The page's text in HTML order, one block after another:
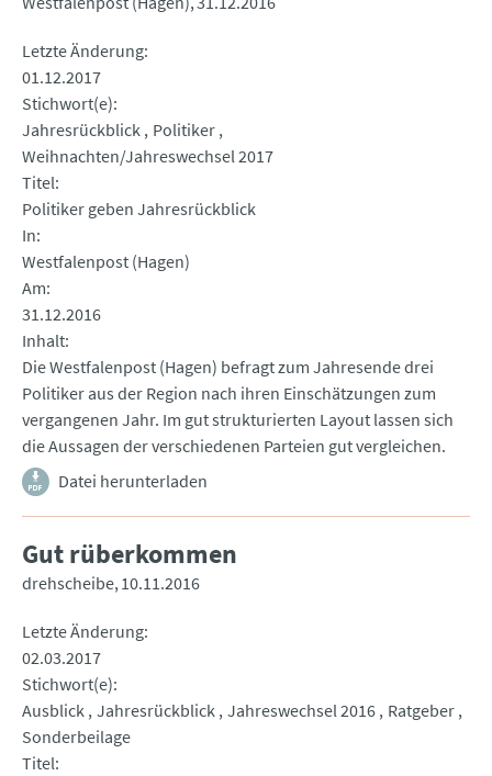
Letzte Änderung
01.12.2017
Stichwort(e)
Jahresrückblick Politiker
Weihnachten/Jahreswechsel 2017
Titel
Politiker geben Jahresrückblick
In
Westfalenpost (Hagen)
Am
31.12.2016
Inhalt
Die Westfalenpost (Hagen) befragt zum Jahresende drei
Politiker aus der Region nach ihren Einschätzungen zum
vergangenen Jahr. Im gut strukturierten Layout lassen sich
die Aussagen der verschiedenen Parteien gut vergleichen.
Datei herunterladen
Gut rüberkommen
drehscheibe 10.11.2016
Letzte Änderung
02.03.2017
Stichwort(e)
Ausblick Jahresrückblick Jahreswechsel 2016 Ratgeber
Sonderbeilage
Titel